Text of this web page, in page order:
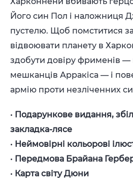
Його син Пол і наложниця
пустелю. Щоб помститися за
відвоювати планету в
здобути довіру фрименів —
мешканців Арракіса — і
армію проти незліченних
• Подарункове видання,
закладка-лясе
• Неймовірні кольорові
• Передмова Брайана
• Карта світу Дюни